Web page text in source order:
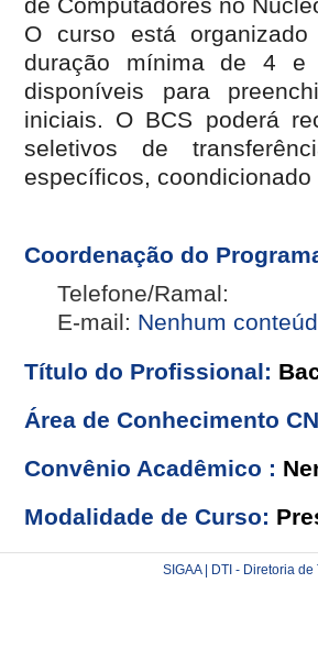
O curso está
duração mínima de 4
disponíveis para
iniciais. O BCS poderá
seletivos de
específicos,
Coordenação do
Telefone/Ramal:
E-mail: Nenhum
Título do Profissional:
Área de Conhecimento
Convênio Acadêmico :
Modalidade de Curso:
SIGAA | DTI - Diretoria